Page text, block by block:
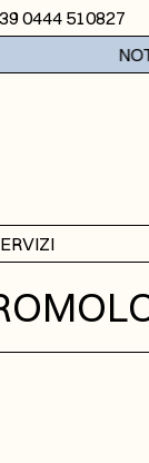
0444 510827